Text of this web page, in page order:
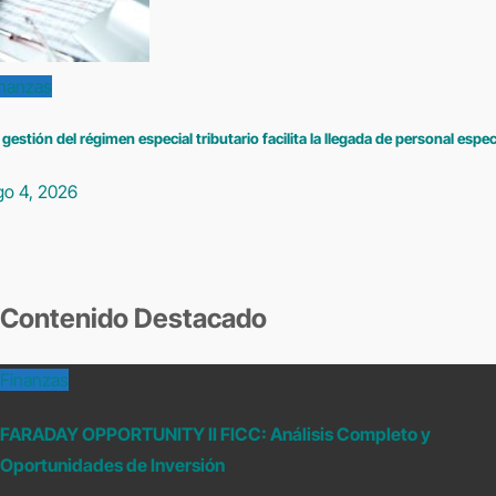
gestión del régimen especial tributario facilita la llegada de personal
4, 2026
Contenido Destacado
Finanzas
FARADAY OPPORTUNITY II FICC: Análisis Completo y
Oportunidades de Inversión